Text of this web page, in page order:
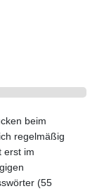
beim
regelmäßig
erst im
(55